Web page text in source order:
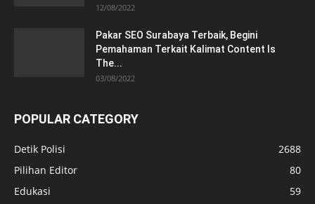
12/08/2022
Pakar SEO Surabaya Terbaik, Begini
Pemahaman Terkait Kalimat Content Is
The...
03/08/2022
POPULAR CATEGORY
Detik Polisi
2688
Pilihan Editor
80
Edukasi
59